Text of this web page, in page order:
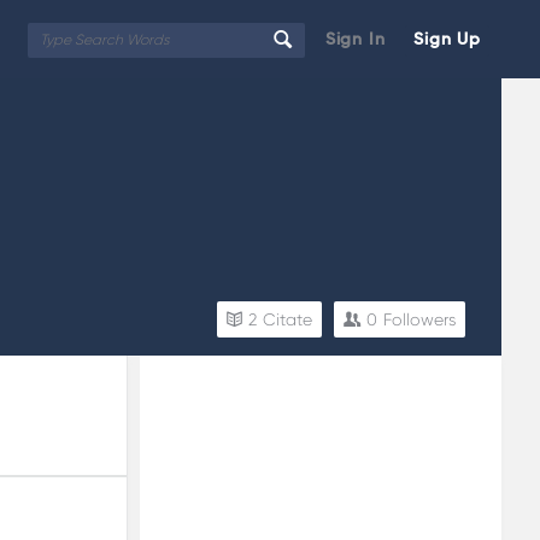
Sign In Sign Up
0 Followers
2 Citate